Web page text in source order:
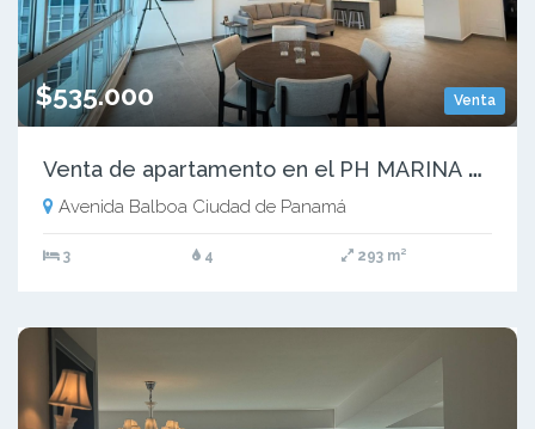
Venta
$535.000
V
enta de apartamento en el PH MARINA PARK | Bella Vista
Avenida Balboa Ciudad de Panamá
3 4 293 m²